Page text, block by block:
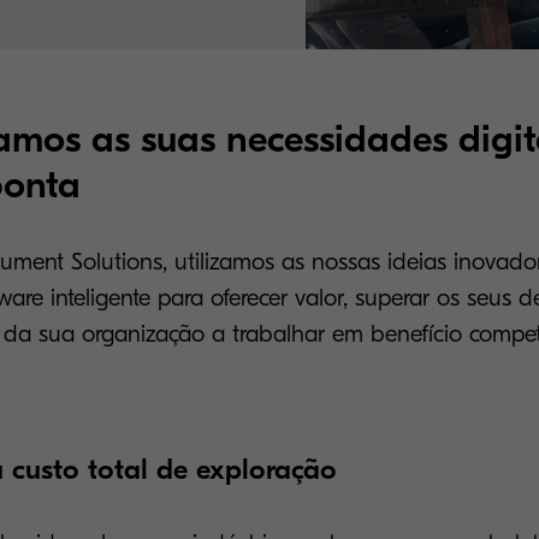
as suas necessidades
Solutions, utilizamos as nossas ideias
inteligente para oferecer valor, superar os seus
sua organização a trabalhar em benefício
custo total de exploração